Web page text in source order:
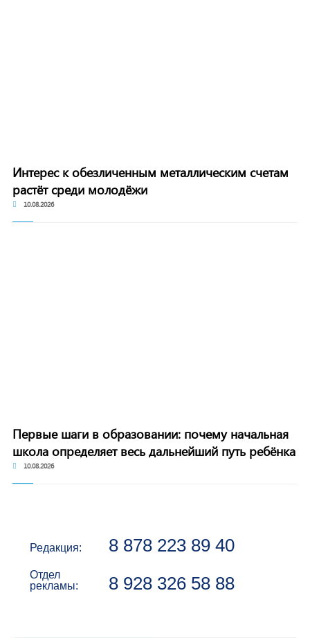
Интерес к обезличенным металлическим счетам
растёт среди молодёжи
10.08.2026
Первые шаги в образовании: почему начальная
школа определяет весь дальнейший путь ребёнка
10.08.2026
Редакция: 8 878 223 89 40
Отдел
рекламы:
8 928 326 58 88